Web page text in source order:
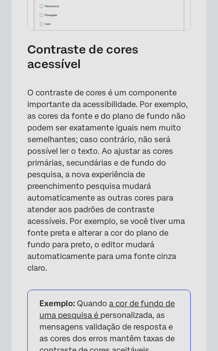
Contraste de cores
acessível
O contraste de cores é um componente
importante da acessibilidade. Por exemplo,
as cores da fonte e do plano de fundo não
podem ser exatamente iguais nem muito
semelhantes; caso contrário, não será
possível ler o texto. Ao ajustar as cores
primárias, secundárias e de fundo do
pesquisa, a nova experiência de
preenchimento pesquisa mudará
automaticamente as outras cores para
atender aos padrões de contraste
acessíveis. Por exemplo, se você tiver uma
fonte preta e alterar a cor do plano de
fundo para preto, o editor mudará
automaticamente para uma fonte cinza
claro.
Exemplo: Quando a cor de fundo de
uma pesquisa é personalizada, as
mensagens validação de resposta e
as cores dos erros mantêm taxas de